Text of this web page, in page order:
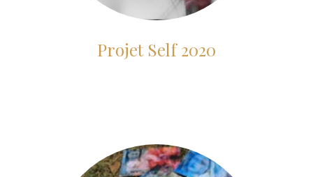
Projet Self 2020